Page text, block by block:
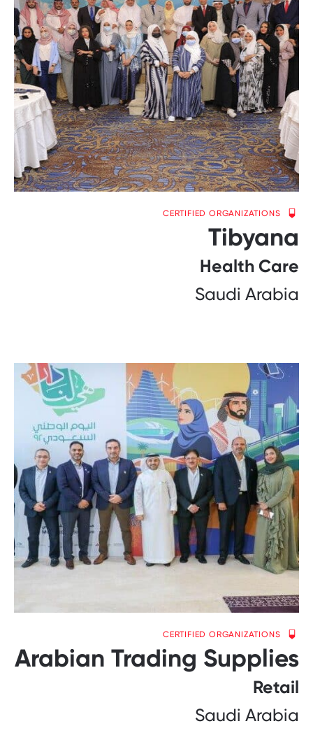
CERTIFIED ORGANIZATIONS
Tibyana
Health Care
Saudi Arabia
CERTIFIED ORGANIZATIONS
Arabian Trading Supplies
Retail
Saudi Arabia